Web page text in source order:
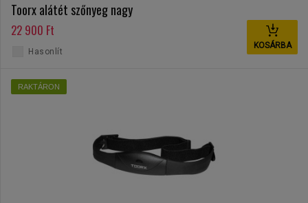
Toorx alátét szőnyeg nagy
22 900 Ft
KOSÁRBA
Hasonlít
RAKTÁRON